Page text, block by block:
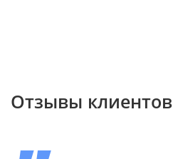
Отзывы клиентов